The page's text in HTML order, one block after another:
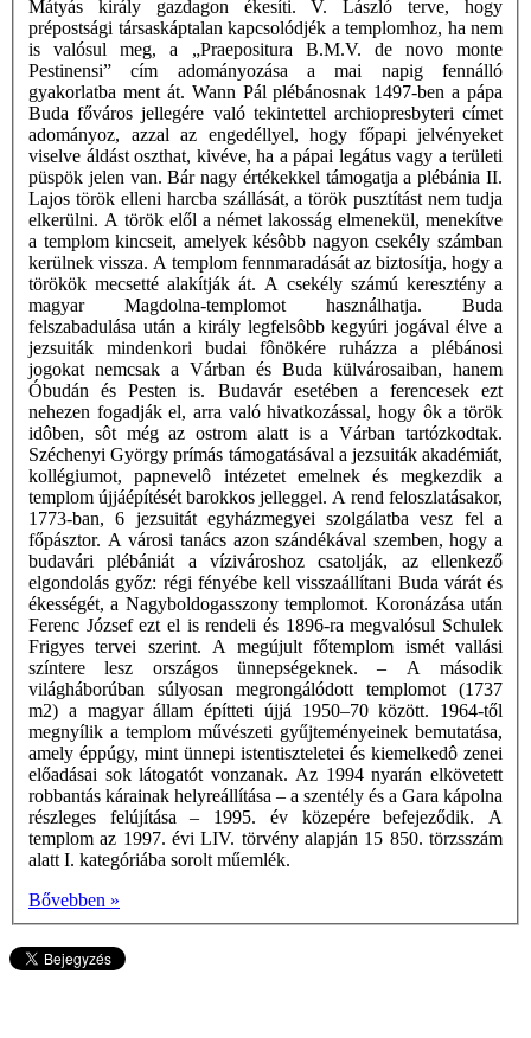
Mátyás király gazdagon ékesíti. V. László terve, hogy
prépostsági társaskáptalan kapcsolódjék a templomhoz, ha nem
is valósul meg, a „Praepositura B.M.V. de novo monte
Pestinensi” cím adományozása a mai napig fennálló
gyakorlatba ment át. Wann Pál plébánosnak 1497-ben a pápa
Buda főváros jellegére való tekintettel archiopresbyteri címet
adományoz, azzal az engedéllyel, hogy főpapi jelvényeket
viselve áldást oszthat, kivéve, ha a pápai legátus vagy a területi
püspök jelen van. Bár nagy értékekkel támogatja a plébánia II.
Lajos török elleni harcba szállását, a török pusztítást nem tudja
elkerülni. A török elől a német lakosság elmenekül, menekítve
a templom kincseit, amelyek késôbb nagyon csekély számban
kerülnek vissza. A templom fennmaradását az biztosítja, hogy a
törökök mecsetté alakítják át. A csekély számú keresztény a
magyar Magdolna-templomot használhatja. Buda
felszabadulása után a király legfelsôbb kegyúri jogával élve a
jezsuiták mindenkori budai fônökére ruházza a plébánosi
jogokat nemcsak a Várban és Buda külvárosaiban, hanem
Óbudán és Pesten is. Budavár esetében a ferencesek ezt
nehezen fogadják el, arra való hivatkozással, hogy ôk a török
idôben, sôt még az ostrom alatt is a Várban tartózkodtak.
Széchenyi György prímás támogatásával a jezsuiták akadémiát,
kollégiumot, papnevelô intézetet emelnek és megkezdik a
templom újjáépítését barokkos jelleggel. A rend feloszlatásakor,
1773-ban, 6 jezsuitát egyházmegyei szolgálatba vesz fel a
főpásztor. A városi tanács azon szándékával szemben, hogy a
budavári plébániát a vízivároshoz csatolják, az ellenkező
elgondolás győz: régi fényébe kell visszaállítani Buda várát és
ékességét, a Nagyboldogasszony templomot. Koronázása után
Ferenc József ezt el is rendeli és 1896-ra megvalósul Schulek
Frigyes tervei szerint. A megújult főtemplom ismét vallási
színtere lesz országos ünnepségeknek. – A második
világháborúban súlyosan megrongálódott templomot (1737
m2) a magyar állam építteti újjá 1950–70 között. 1964-től
megnyílik a templom művészeti gyűjteményeinek bemutatása,
amely éppúgy, mint ünnepi istentiszteletei és kiemelkedô zenei
előadásai sok látogatót vonzanak. Az 1994 nyarán elkövetett
robbantás kárainak helyreállítása – a szentély és a Gara kápolna
részleges felújítása – 1995. év közepére befejeződik. A
templom az 1997. évi LIV. törvény alapján 15 850. törzsszám
alatt I. kategóriába sorolt műemlék.
Bővebben »